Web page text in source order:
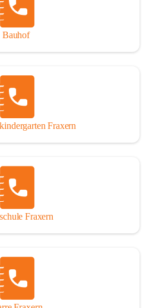
Bauhof
Fraxern
Fraxern